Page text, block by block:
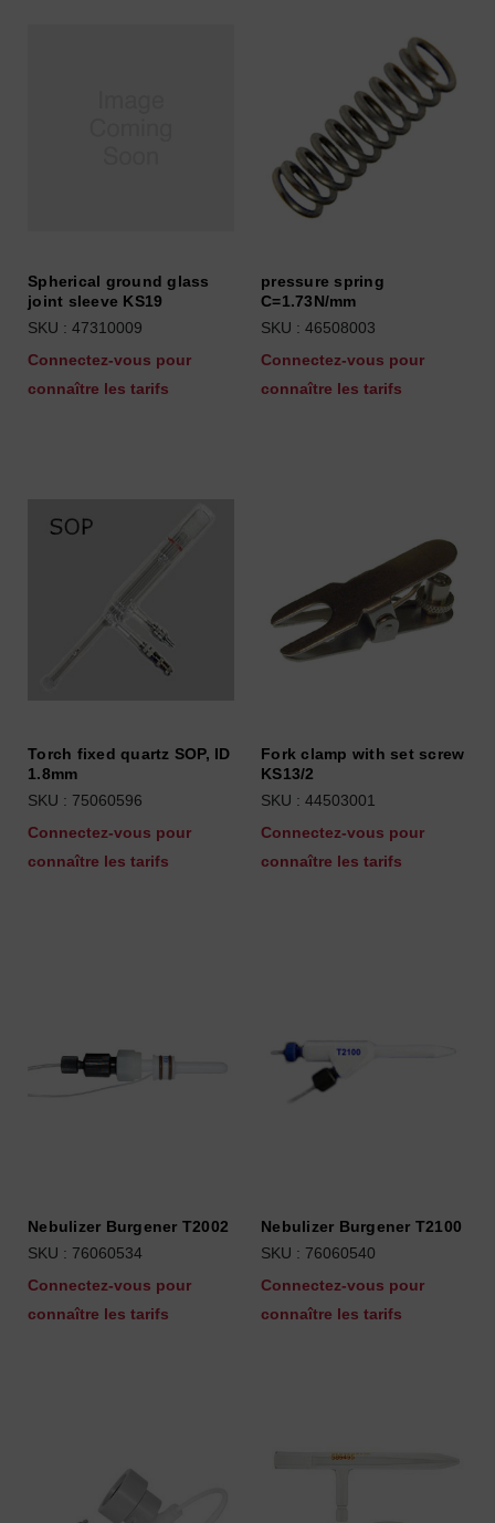
Spherical ground glass
joint sleeve KS19
SKU : 47310009
Connectez-vous pour
connaître les tarifs
pressure spring
C=1.73N/mm
SKU : 46508003
Connectez-vous pour
connaître les tarifs
Torch fixed quartz SOP, ID
1.8mm
SKU : 75060596
Connectez-vous pour
connaître les tarifs
Fork clamp with set screw
KS13/2
SKU : 44503001
Connectez-vous pour
connaître les tarifs
Nebulizer Burgener T2002
SKU : 76060534
Connectez-vous pour
connaître les tarifs
Nebulizer Burgener T2100
SKU : 76060540
Connectez-vous pour
connaître les tarifs